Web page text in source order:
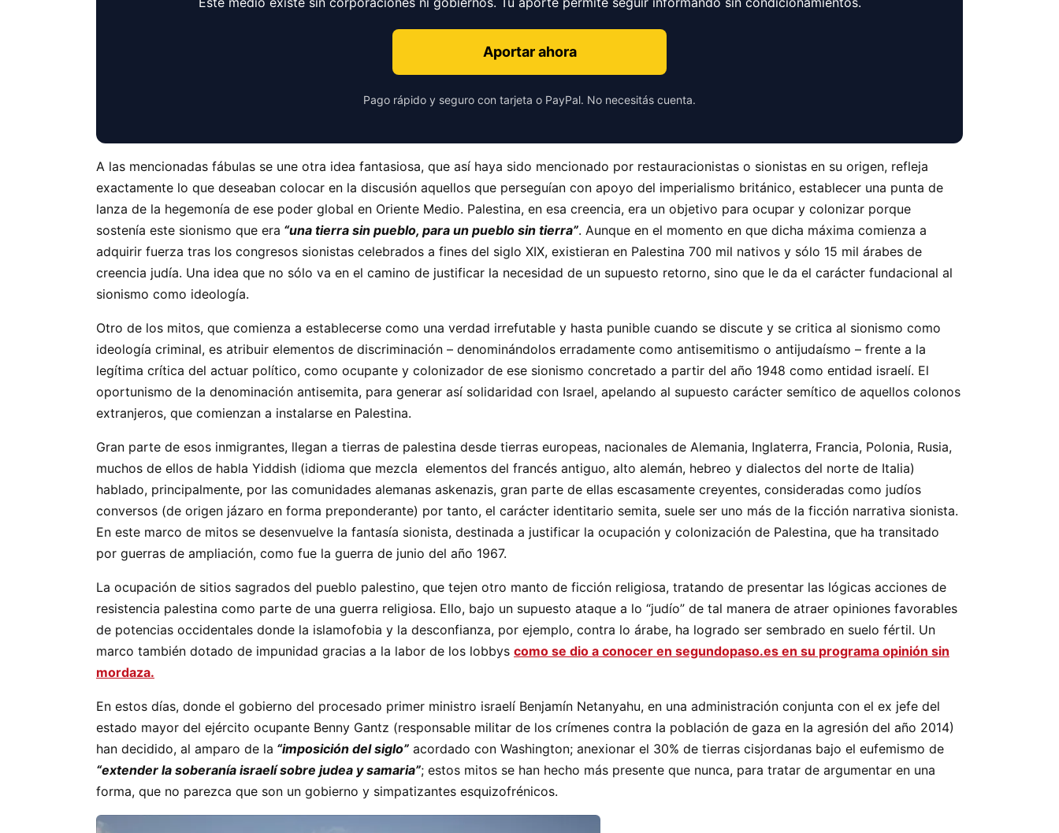
Aportar ahora
Pago rápido y seguro con tarjeta o PayPal. No necesitás cuenta.
A las mencionadas fábulas se une otra idea fantasiosa, que así haya sido mencionado por restauracionistas o sionistas en su origen, refleja
exactamente lo que deseaban colocar en la discusión aquellos que perseguían con apoyo del imperialismo británico, establecer una punta de
lanza de la hegemonía de ese poder global en Oriente Medio. Palestina, en esa creencia, era un objetivo para ocupar y colonizar porque
sostenía este sionismo que era “una tierra sin pueblo, para un pueblo sin tierra”. Aunque en el momento en que dicha máxima comienza a
adquirir fuerza tras los congresos sionistas celebrados a fines del siglo XIX, existieran en Palestina 700 mil nativos y sólo 15 mil árabes de
creencia judía. Una idea que no sólo va en el camino de justificar la necesidad de un supuesto retorno, sino que le da el carácter fundacional al
sionismo como ideología.
Otro de los mitos, que comienza a establecerse como una verdad irrefutable y hasta punible cuando se discute y se critica al sionismo como
ideología criminal, es atribuir elementos de discriminación – denominándolos erradamente como antisemitismo o antijudaísmo – frente a la
legítima crítica del actuar político, como ocupante y colonizador de ese sionismo concretado a partir del año 1948 como entidad israelí. El
oportunismo de la denominación antisemita, para generar así solidaridad con Israel, apelando al supuesto carácter semítico de aquellos colonos
extranjeros, que comienzan a instalarse en Palestina.
Gran parte de esos inmigrantes, llegan a tierras de palestina desde tierras europeas, nacionales de Alemania, Inglaterra, Francia, Polonia, Rusia,
muchos de ellos de habla Yiddish (idioma que mezcla elementos del francés antiguo, alto alemán, hebreo y dialectos del norte de Italia)
hablado, principalmente, por las comunidades alemanas askenazis, gran parte de ellas escasamente creyentes, consideradas como judíos
conversos (de origen jázaro en forma preponderante) por tanto, el carácter identitario semita, suele ser uno más de la ficción narrativa sionista.
En este marco de mitos se desenvuelve la fantasía sionista, destinada a justificar la ocupación y colonización de Palestina, que ha transitado
por guerras de ampliación, como fue la guerra de junio del año 1967.
La ocupación de sitios sagrados del pueblo palestino, que tejen otro manto de ficción religiosa, tratando de presentar las lógicas acciones de
resistencia palestina como parte de una guerra religiosa. Ello, bajo un supuesto ataque a lo “judío” de tal manera de atraer opiniones favorables
de potencias occidentales donde la islamofobia y la desconfianza, por ejemplo, contra lo árabe, ha logrado ser sembrado en suelo fértil. Un
marco también dotado de impunidad gracias a la labor de los lobbys como se dio a conocer en segundopaso.es en su programa opinión sin
mordaza.
En estos días, donde el gobierno del procesado primer ministro israelí Benjamín Netanyahu, en una administración conjunta con el ex jefe del
estado mayor del ejército ocupante Benny Gantz (responsable militar de los crímenes contra la población de gaza en la agresión del año 2014)
han decidido, al amparo de la “imposición del siglo” acordado con Washington; anexionar el 30% de tierras cisjordanas bajo el eufemismo de
“extender la soberanía israelí sobre judea y samaria”; estos mitos se han hecho más presente que nunca, para tratar de argumentar en una
forma, que no parezca que son un gobierno y simpatizantes esquizofrénicos.